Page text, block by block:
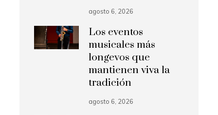
agosto 6, 2026
Los eventos
musicales más
longevos que
mantienen viva la
tradición
agosto 6, 2026